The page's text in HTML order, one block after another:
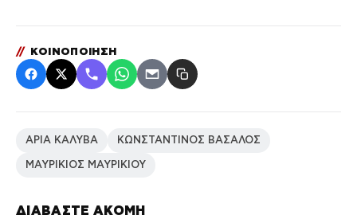
ΔΙΑΒΑΣΤΕ ΑΚΟΜΗ
// ΚΟΙΝΟΠΟΙΗΣΗ
ΑΡΙΑ ΚΑΛΥΒΑ ΚΩΝΣΤΑΝΤΙΝΟΣ ΒΑΣΑΛΟΣ
ΜΑΥΡΙΚΙΟΣ ΜΑΥΡΙΚΙΟΥ